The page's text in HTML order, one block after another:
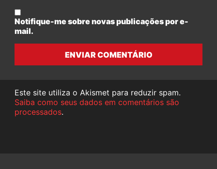
Notifique-me sobre novas publicações por e-
mail.
ENVIAR COMENTÁRIO
Este site utiliza o Akismet para reduzir spam.
Saiba como seus dados em comentários são
processados.